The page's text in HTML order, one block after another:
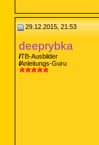
29.12.2015, 21:53
deeprybka
TB-Ausbilder
Anleitungs-Guru